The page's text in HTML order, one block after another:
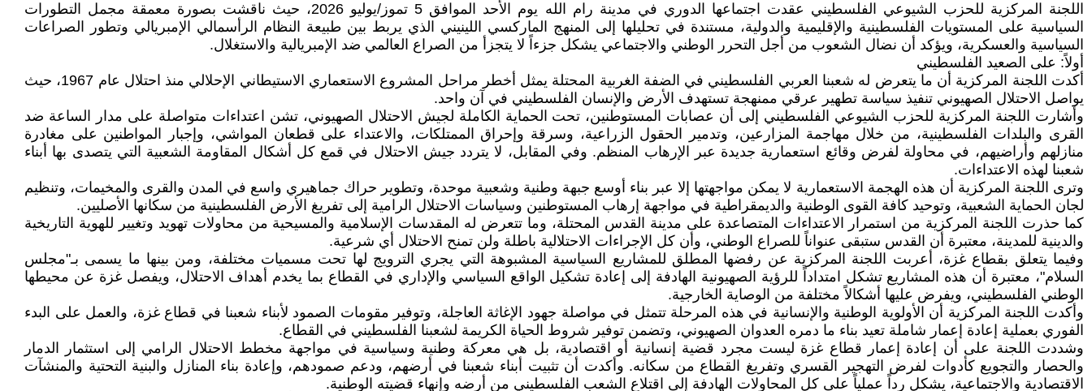
اللجنة المركزية للحزب الشيوعي الفلسطيني عقدت اجتماعها الدوري في مدينة رام الله يوم الأحد الموافق 5 تموز/يوليو 2026، حيث ناقشت بصورة معمقة مجمل التطورات
السياسية على المستويات الفلسطينية والإقليمية والدولية، مستندة في تحليلها إلى المنهج الماركسي اللينيني الذي يربط بين طبيعة النظام الرأسمالي الإمبريالي وتطور الصراعات
السياسية والعسكرية، ويؤكد أن نضال الشعوب من أجل التحرر الوطني والاجتماعي يشكل جزءاً لا يتجزأ من الصراع العالمي ضد الإمبريالية والاستغلال.
أولاً: على الصعيد الفلسطيني
أكدت اللجنة المركزية أن ما يتعرض له شعبنا العربي الفلسطيني في الضفة الغربية المحتلة يمثل أخطر مراحل المشروع الاستعماري الاستيطاني الإحلالي منذ احتلال عام 1967، حيث
يواصل الاحتلال الصهيوني تنفيذ سياسة تطهير عرقي ممنهجة تستهدف الأرض والإنسان الفلسطيني في آن واحد.
وأشارت اللجنة المركزية للحزب الشيوعي الفلسطيني إلى أن عصابات المستوطنين، تحت الحماية الكاملة لجيش الاحتلال الصهيوني، تشن اعتداءات متواصلة على مدار الساعة ضد
القرى والبلدات الفلسطينية، من خلال مهاجمة المزارعين، وتدمير الحقول الزراعية، وسرقة وإحراق الممتلكات، والاعتداء على قطعان المواشي، وإجبار المواطنين على مغادرة
منازلهم وأراضيهم، في محاولة لفرض وقائع استعمارية جديدة عبر الإرهاب المنظم. وفي المقابل، لا يتردد جيش الاحتلال في قمع كل أشكال المقاومة الشعبية التي يتصدى بها أبناء
شعبنا لهذه الاعتداءات.
وترى اللجنة المركزية أن هذه الهجمة الاستعمارية لا يمكن مواجهتها إلا عبر بناء أوسع جبهة وطنية وشعبية موحدة، وتطوير حراك جماهيري واسع في المدن والقرى والمخيمات، وتنظيم
لجان الحماية الشعبية، وتوحيد كافة القوى الوطنية والديمقراطية في مواجهة إرهاب المستوطنين وسياسات الاحتلال الرامية إلى تفريغ الأرض الفلسطينية من سكانها الأصليين.
كما حذرت اللجنة المركزية من استمرار الاعتداءات المتصاعدة على مدينة القدس المحتلة، وما تتعرض له المقدسات الإسلامية والمسيحية من محاولات تهويد وتغيير للهوية التاريخية
والدينية للمدينة، معتبرة أن القدس ستبقى عنواناً للصراع الوطني، وأن كل الإجراءات الاحتلالية باطلة ولن تمنح الاحتلال أي شرعية.
وفيما يتعلق بقطاع غزة، أعربت اللجنة المركزية عن رفضها المطلق للمشاريع السياسية المشبوهة التي يجري الترويج لها تحت مسميات مختلفة، ومن بينها ما يسمى بـ"مجلس
السلام"، معتبرة أن هذه المشاريع تشكل امتداداً للرؤية الصهيونية الهادفة إلى إعادة تشكيل الواقع السياسي والإداري في القطاع بما يخدم أهداف الاحتلال، ويفصل غزة عن محيطها
الوطني الفلسطيني، ويفرض عليها أشكالاً مختلفة من الوصاية الخارجية.
وأكدت اللجنة المركزية أن الأولوية الوطنية والإنسانية في هذه المرحلة تتمثل في مواصلة جهود الإغاثة العاجلة، وتوفير مقومات الصمود لأبناء شعبنا في قطاع غزة، والعمل على البدء
الفوري بعملية إعادة إعمار شاملة تعيد بناء ما دمره العدوان الصهيوني، وتضمن توفير شروط الحياة الكريمة لشعبنا الفلسطيني في القطاع.
وشددت اللجنة على أن إعادة إعمار قطاع غزة ليست مجرد قضية إنسانية أو اقتصادية، بل هي معركة وطنية وسياسية في مواجهة مخطط الاحتلال الرامي إلى استثمار الدمار
والحصار والتجويع كأدوات لفرض التهجير القسري وتفريغ القطاع من سكانه. وأكدت أن تثبيت أبناء شعبنا في أرضهم، ودعم صمودهم، وإعادة بناء المنازل والبنية التحتية والمنشآت
الاقتصادية والاجتماعية، يشكل رداً عملياً على كل المحاولات الهادفة إلى اقتلاع الشعب الفلسطيني من أرضه وإنهاء قضيته الوطنية.